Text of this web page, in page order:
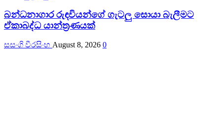
බන්ධනාගාර රුඳවියන්ගේ ගැටලු සොයා බැලීමට
ඒකාබද්ධ යාන්ත්‍රණයක්
සසංගි වීරසිංහ August 8, 2026 0